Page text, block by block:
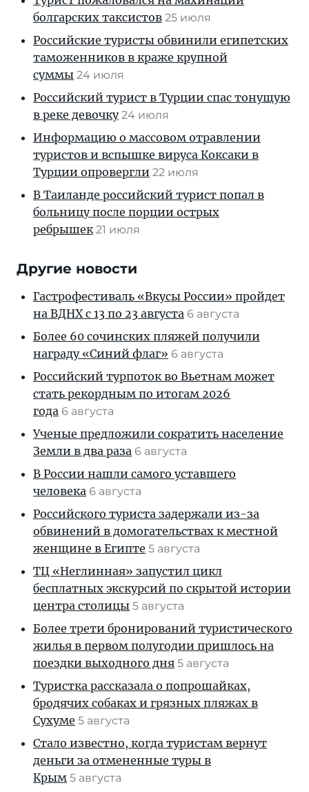
болгарских таксистов 25 июля
Российские туристы обвинили египетских
таможенников в краже крупной
суммы 24 июля
Российский турист в Турции спас тонущую
в реке девочку 24 июля
Информацию о массовом отравлении
туристов и вспышке вируса Коксаки в
Турции опровергли 22 июля
В Таиланде российский турист попал в
больницу после порции острых
ребрышек 21 июля
Другие новости
Гастрофестиваль «Вкусы России» пройдет
на ВДНХ с 13 по 23 августа 6 августа
Более 60 сочинских пляжей получили
награду «Синий флаг» 6 августа
Российский турпоток во Вьетнам может
стать рекордным по итогам 2026
года 6 августа
Ученые предложили сократить население
Земли в два раза 6 августа
В России нашли самого уставшего
человека 6 августа
Российского туриста задержали из-за
обвинений в домогательствах к местной
женщине в Египте 5 августа
ТЦ «Неглинная» запустил цикл
бесплатных экскурсий по скрытой истории
центра столицы 5 августа
Более трети бронирований туристического
жилья в первом полугодии пришлось на
поездки выходного дня 5 августа
Туристка рассказала о попрошайках,
бродячих собаках и грязных пляжах в
Сухуме 5 августа
Стало известно, когда туристам вернут
деньги за отмененные туры в
Крым 5 августа